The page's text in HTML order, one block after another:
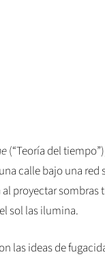
(“Teoría del
calle bajo una red
proyectar sombras
sol las ilumina.
las ideas de